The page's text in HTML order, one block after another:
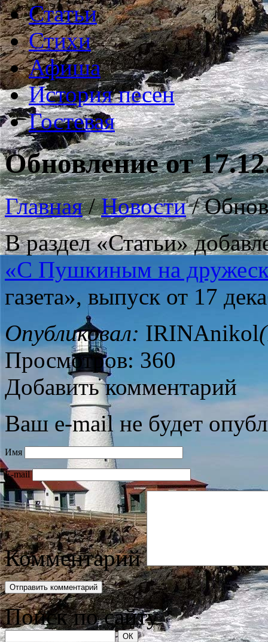
Статьи
Стихи
Афиша
История песен
Гостевая
Обновление от
Главная/Новости/
В раздел «Статьи»
«С Пушкиным на
газета», выпуск от 17
Опубликовал: IRINAnikol
Просмотров: 360
Добавить комментарий
Ваш e-mail не будет
Имя
E-mail
Комментарий
Поиск по сайту